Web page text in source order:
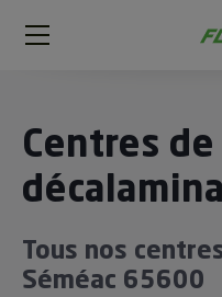
Méga
Centres de
Tous nos
Séméac 65600